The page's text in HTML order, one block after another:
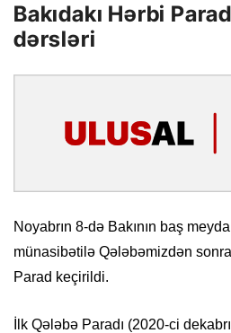
Bakıdakı Hərbi
dərsləri
Noyabrın 8-də Bakının baş
münasibətilə Qələbəmizdən
Parad keçirildi.
İlk Qələbə Paradı (2020-ci